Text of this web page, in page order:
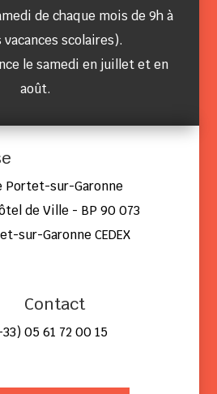
de chaque mois de 9h à
vacances scolaires).
le samedi en juillet et en
août.
Portet-sur-Garonne
de Ville - BP 90 073
sur-Garonne CEDEX
Contact
05 61 72 00 15